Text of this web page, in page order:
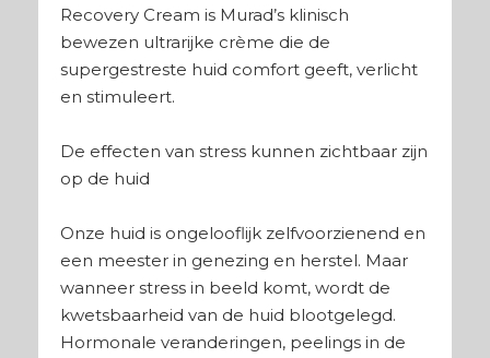
Recovery Cream is Murad’s klinisch
bewezen ultrarijke crème die de
supergestreste huid comfort geeft, verlicht
en stimuleert.
De effecten van stress kunnen zichtbaar zijn
op de huid
Onze huid is ongelooflijk zelfvoorzienend en
een meester in genezing en herstel. Maar
wanneer stress in beeld komt, wordt de
kwetsbaarheid van de huid blootgelegd.
Hormonale veranderingen, peelings in de